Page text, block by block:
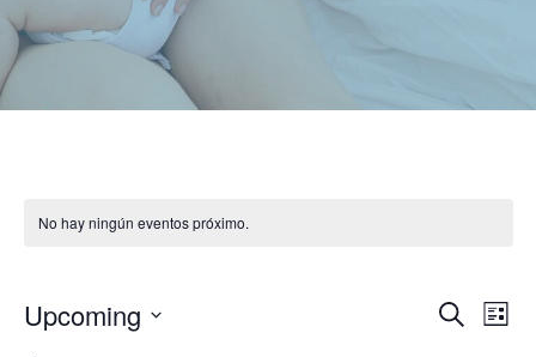
No hay ningún eventos próximo.
BuscarLista
Upcoming